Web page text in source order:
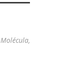
Molécula,